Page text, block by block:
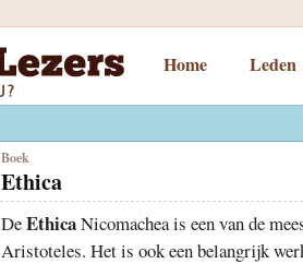
Home Leden
Boek
Ethica
DeEthicaNicomachea is een van de
Aristoteles. Het is ook een belangrijk